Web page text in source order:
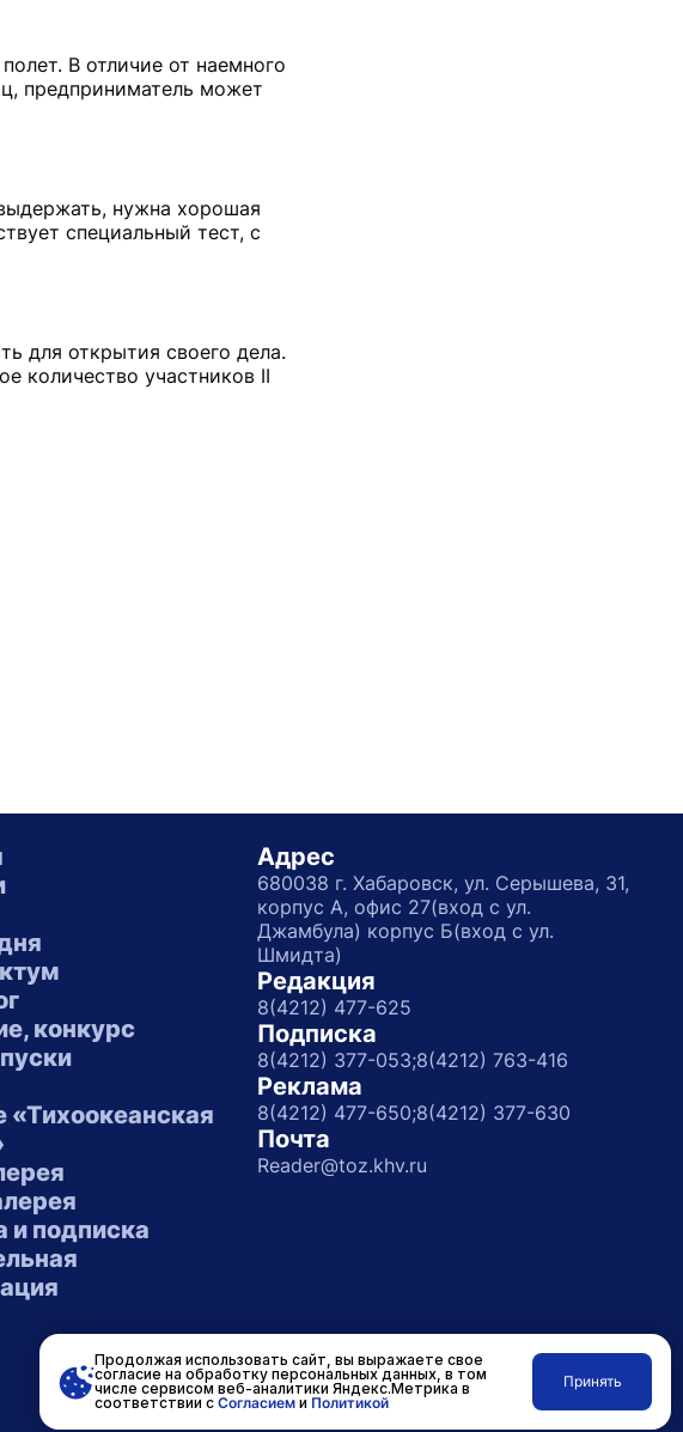
В отличие от наемного
предприниматель может
нужна хорошая
специальный тест, с
для открытия своего дела.
количество участников II
конкурс
«Тихоокеанская
и подписка
Адрес
680038 г. Хабаровск, ул. Серышева, 31,
корпус А, офис 27(вход с ул.
Джамбула) корпус Б(вход с ул.
Шмидта)
Редакция
8(4212) 477-625
Подписка
8(4212) 377-053;8(4212) 763-416
Реклама
8(4212) 477-650;8(4212) 377-630
Почта
Reader@toz.khv.ru
Разработано вRASA
Продолжая использовать сайт, вы выражаете свое
согласие на обработку персональных данных, в том
числе сервисом веб-аналитики Яндекс.Метрика в
соответствии с Согласиеми Политикой
Принять